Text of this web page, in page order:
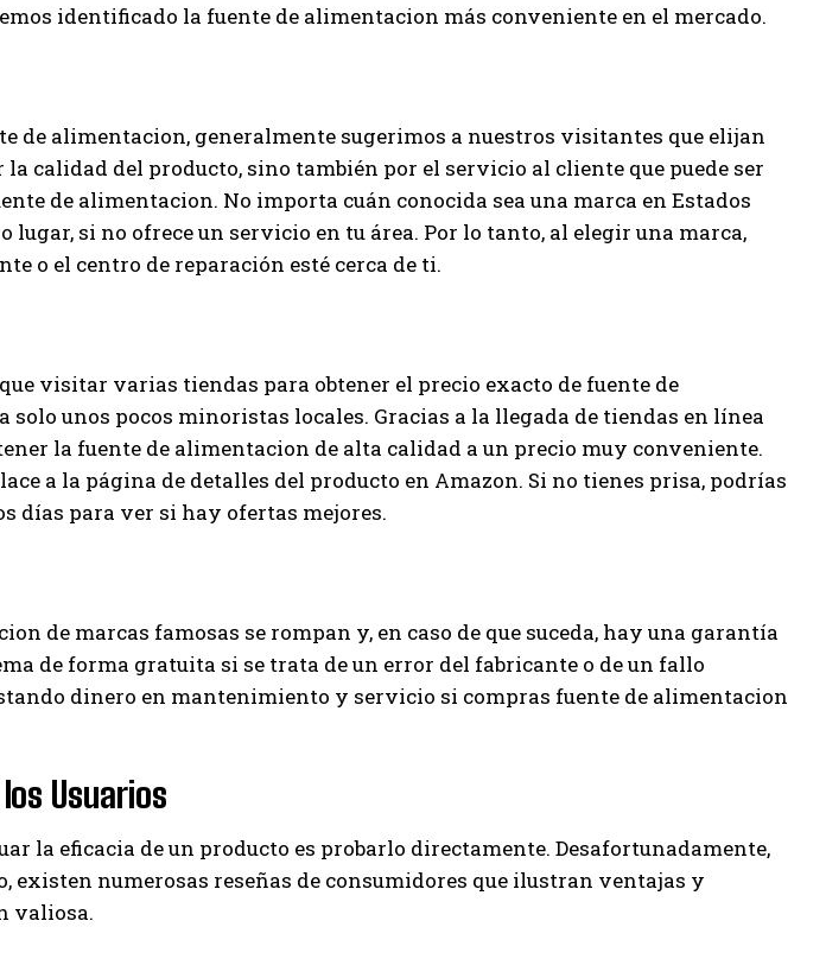
identificado la fuente de alimentacion más conveniente en el mercado.
de alimentacion, generalmente sugerimos a nuestros visitantes que elijan
calidad del producto, sino también por el servicio al cliente que puede ser
de alimentacion. No importa cuán conocida sea una marca en Estados
lugar, si no ofrece un servicio en tu área. Por lo tanto, al elegir una marca,
o el centro de reparación esté cerca de ti.
visitar varias tiendas para obtener el precio exacto de fuente de
solo unos pocos minoristas locales. Gracias a la llegada de tiendas en línea
la fuente de alimentacion de alta calidad a un precio muy conveniente.
a la página de detalles del producto en Amazon. Si no tienes prisa, podrías
días para ver si hay ofertas mejores.
de marcas famosas se rompan y, en caso de que suceda, hay una garantía
de forma gratuita si se trata de un error del fabricante o de un fallo
dinero en mantenimiento y servicio si compras fuente de alimentacion
Usuarios
la eficacia de un producto es probarlo directamente. Desafortunadamente,
existen numerosas reseñas de consumidores que ilustran ventajas y
valiosa.